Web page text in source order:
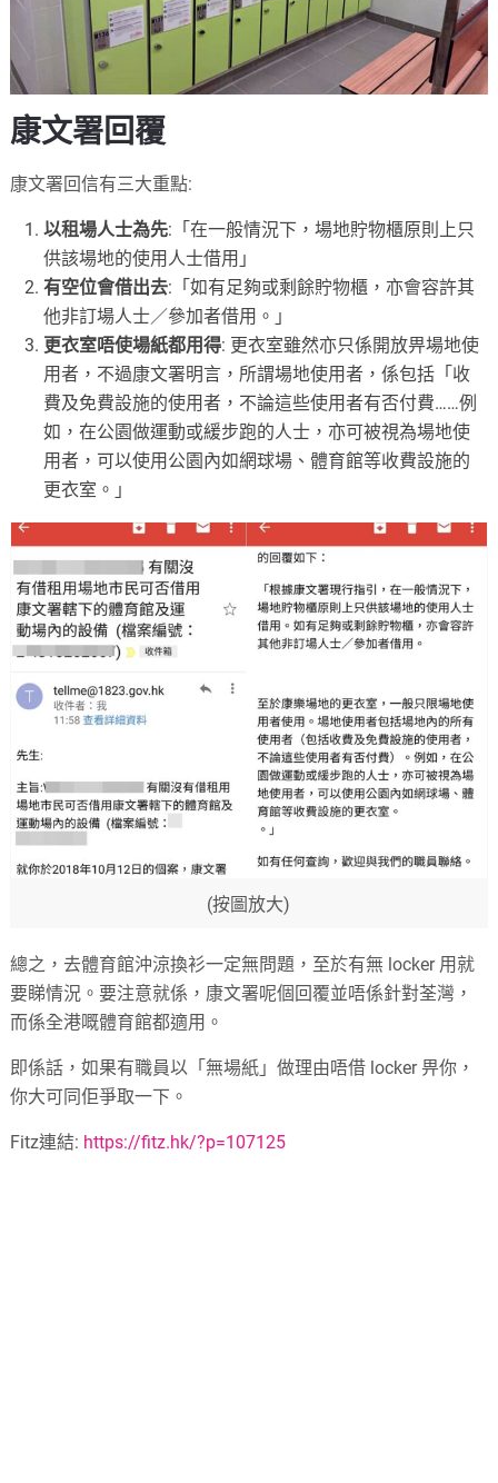
康文署回覆
康文署回信有三大重點:
以租場人士為先:「在一般情況下，場地貯物櫃原則上只
供該場地的使用人士借用」
有空位會借出去:「如有足夠或剩餘貯物櫃，亦會容許其
他非訂場人士／參加者借用。」
更衣室唔使場紙都用得: 更衣室雖然亦只係開放畀場地使
用者，不過康文署明言，所謂場地使用者，係包括「收
費及免費設施的使用者，不論這些使用者有否付費……例
如，在公園做運動或緩步跑的人士，亦可被視為場地使
用者，可以使用公園內如網球場、體育館等收費設施的
更衣室。」
(按圖放大)
總之，去體育館沖涼換衫一定無問題，至於有無 locker 用就
要睇情況。要注意就係，康文署呢個回覆並唔係針對荃灣，
而係全港嘅體育館都適用。
即係話，如果有職員以「無場紙」做理由唔借 locker 畀你，
你大可同佢爭取一下。
Fitz連結: https://fitz.hk/?p=107125